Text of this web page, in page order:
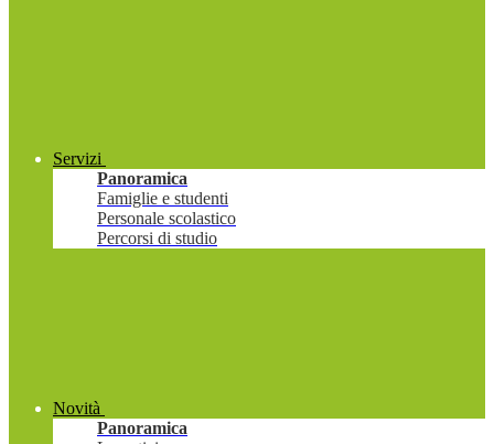
Servizi
Panoramica
Famiglie e studenti
Personale scolastico
Percorsi di studio
Novità
Panoramica